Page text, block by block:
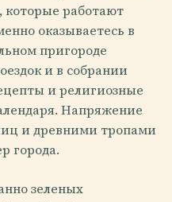
работают
оказываетесь в
пригороде
и в собрании
и религиозные
Напряжение
и древними тропами
города.
зеленых